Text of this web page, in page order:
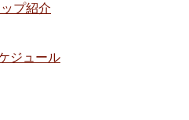
プ紹介
ジュール